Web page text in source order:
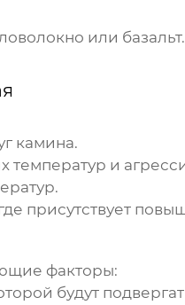
или
камина.
температур и
присутствует
факторы:
будут